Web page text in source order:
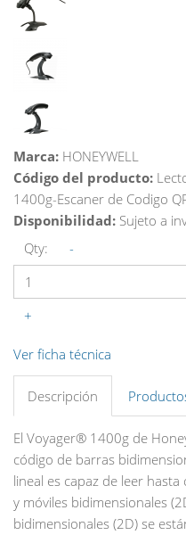
Marca: HONEYWELL
Código del producto:
1400g-Escaner de Codigo
Disponibilidad: Sujeto a
Qty:
-
+
Ver ficha técnica
Descripción
El Voyager® 1400g de
código de barras
lineal es capaz de leer
y móviles bidimensionales
bidimensionales (2D) se